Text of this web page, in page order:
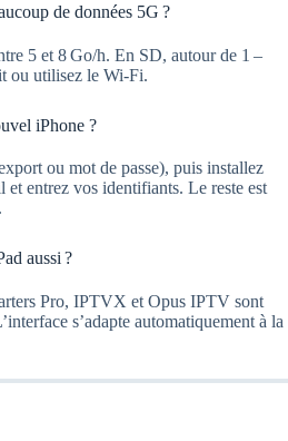
de données 5G ?
5 et 8 Go/h. En SD, autour de 1 –
ou utilisez le Wi‑Fi.
iPhone ?
ou mot de passe), puis installez
entrez vos identifiants. Le reste est
aussi ?
Pro, IPTVX et Opus IPTV sont
s’adapte automatiquement à la